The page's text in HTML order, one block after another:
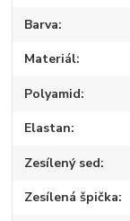
Barva
Materiál
Polyamid
Elastan
Zesílený sed
Zesílená špička